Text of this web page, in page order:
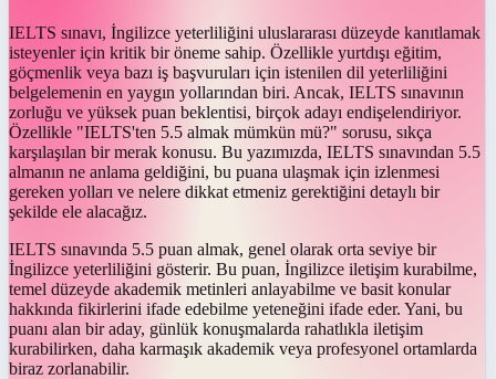
IELTS sınavı, İngilizce yeterliliğini uluslararası düzeyde kanıtlamak
isteyenler için kritik bir öneme sahip. Özellikle yurtdışı eğitim,
göçmenlik veya bazı iş başvuruları için istenilen dil yeterliliğini
belgelemenin en yaygın yollarından biri. Ancak, IELTS sınavının
zorluğu ve yüksek puan beklentisi, birçok adayı endişelendiriyor.
Özellikle "IELTS'ten 5.5 almak mümkün mü?" sorusu, sıkça
karşılaşılan bir merak konusu. Bu yazımızda, IELTS sınavından 5.5
almanın ne anlama geldiğini, bu puana ulaşmak için izlenmesi
gereken yolları ve nelere dikkat etmeniz gerektiğini detaylı bir
şekilde ele alacağız.
IELTS sınavında 5.5 puan almak, genel olarak orta seviye bir
İngilizce yeterliliğini gösterir. Bu puan, İngilizce iletişim kurabilme,
temel düzeyde akademik metinleri anlayabilme ve basit konular
hakkında fikirlerini ifade edebilme yeteneğini ifade eder. Yani, bu
puanı alan bir aday, günlük konuşmalarda rahatlıkla iletişim
kurabilirken, daha karmaşık akademik veya profesyonel ortamlarda
biraz zorlanabilir.